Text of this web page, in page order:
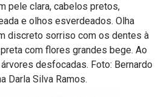
pele clara, cabelos pretos,
e olhos esverdeados. Olha
discreto sorriso com os dentes à
com flores grandes bege. Ao
desfocadas. Foto: Bernardo
Darla Silva Ramos.